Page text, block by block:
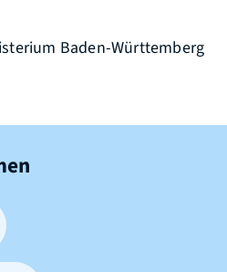
Baden-Württemberg